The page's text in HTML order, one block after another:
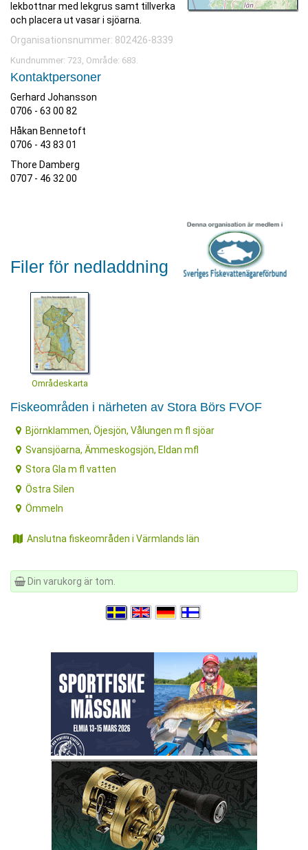
lekbottnar med lekgrus samt tillverka
och placera ut vasar i sjöarna.
Organisationsnummer: 802426-8339
Kundnummer: 723, Område: 683.
Kontaktpersoner
Gerhard Johansson
0706 - 63 00 82
Håkan Bennetoft
0706 - 43 83 01
Thore Damberg
0707 - 46 32 00
Filer för nedladdning
Områdeskarta
Fiskeområden i närheten av Stora Börs FVOF
Björnklammen, Öjesjön, Vålungen m fl sjöar
Svansjöarna, Ämmeskogsjön, Eldan mfl
Stora Gla m fl vatten
Östra Silen
Ömmeln
Anslutna fiskeområden i Värmlands län
Din varukorg är tom.